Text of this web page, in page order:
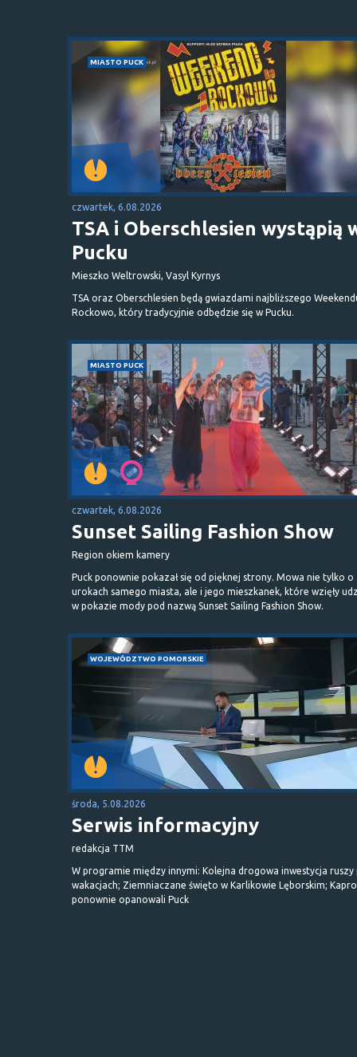
MIASTO PUCK
czwartek, 6.08.2026
TSA i Oberschlesien wystąpią
Pucku
Mieszko Weltrowski, Vasyl Kyrnys
TSA oraz Oberschlesien będą gwiazdami najbliższego
Rockowo, który tradycyjnie odbędzie się w Pucku.
MIASTO PUCK
czwartek, 6.08.2026
Sunset Sailing Fashion Show
Region okiem kamery
Puck ponownie pokazał się od pięknej strony. Mowa nie tylko o
urokach samego miasta, ale i jego mieszkanek, które wzięły
w pokazie mody pod nazwą Sunset Sailing Fashion Show.
WOJEWÓDZTWO POMORSKIE
środa, 5.08.2026
Serwis informacyjny
redakcja TTM
W programie między innymi: Kolejna drogowa inwestycja ruszy
wakacjach; Ziemniaczane święto w Karlikowie Lęborskim;
ponownie opanowali Puck